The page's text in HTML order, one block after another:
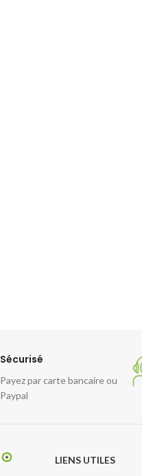
Sécurisé
Payez par carte bancaire ou
Paypal
LIENS UTILES